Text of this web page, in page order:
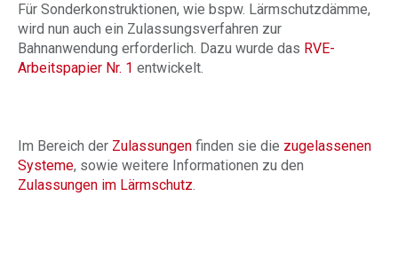
Für Sonderkonstruktionen, wie bspw. Lärmschutzdämme,
wird nun auch ein Zulassungsverfahren zur
Bahnanwendung erforderlich. Dazu wurde das RVE-
Arbeitspapier Nr. 1 entwickelt.
Im Bereich der Zulassungen finden sie die zugelassenen
Systeme, sowie weitere Informationen zu den
Zulassungen im Lärmschutz.